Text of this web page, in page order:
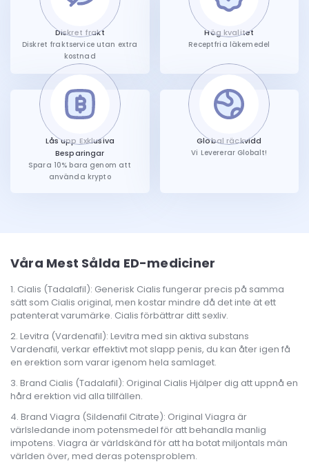
Diskret frakt
Diskret fraktservice utan extra
kostnad
Hög kvalitet
Receptfria läkemedel
Lås upp Exklusiva
Besparingar
Spara 10% bara genom att
använda krypto
Global räckvidd
Vi Levererar Globalt!
Våra Mest Sålda ED-mediciner
Cialis (Tadalafil): Generisk Cialis fungerar precis på samma
sätt som Cialis original, men kostar mindre då det inte ät ett
patenterat varumärke. Cialis förbättrar ditt sexliv.
Levitra (Vardenafil): Levitra med sin aktiva substans
Vardenafil, verkar effektivt mot slapp penis, du kan åter igen få
en erektion som varar igenom hela samlaget.
Brand Cialis (Tadalafil): Original Cialis Hjälper dig att uppnå en
hård erektion vid alla tillfällen.
Brand Viagra (Sildenafil Citrate): Original Viagra är
värlsledande inom potensmedel för att behandla manlig
impotens. Viagra är världskänd för att ha botat miljontals män
världen över, med deras potensproblem.